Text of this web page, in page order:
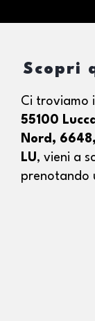
Scopri
Ci troviamo
55100
Nord,
LU, vieni a
prenotando